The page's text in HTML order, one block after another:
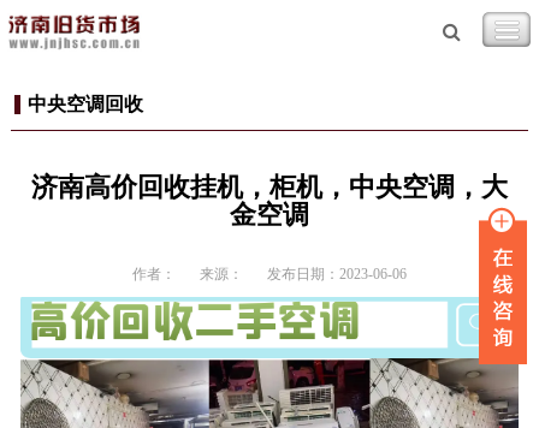
中央空调回收
济南高价回收挂机，柜机，中央空调，大
金空调
作者： 来源： 发布日期：2023-06-06